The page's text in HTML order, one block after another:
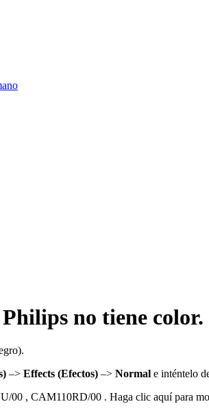
no tiene color.
–> Effects (Efectos) –> Normal e inténtelo
00 , CAM110RD/00 . Haga clic aquí para